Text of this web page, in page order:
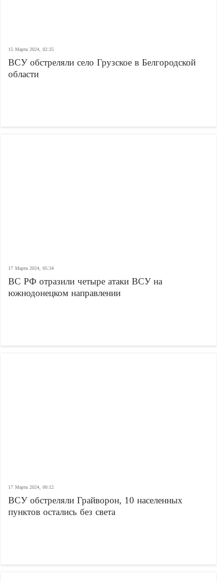
15 Марта 2024, 02:25
ВСУ обстреляли село Грузское в Белгородской
области
17 Марта 2024, 05:34
ВС РФ отразили четыре атаки ВСУ на
южнодонецком направлении
17 Марта 2024, 00:12
ВСУ обстреляли Грайворон, 10 населенных
пунктов остались без света